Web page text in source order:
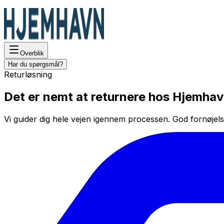
Overblik
Har du spørgsmål?
Returløsning
Det er nemt at returnere hos
Vi guider dig hele vejen igennem processen. God